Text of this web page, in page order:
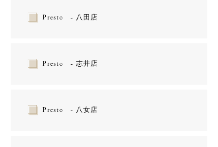
Presto - 八田店
Presto - 志井店
Presto - 八女店